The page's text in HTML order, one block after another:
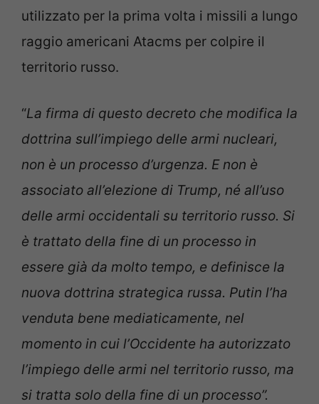
utilizzato per la prima volta i missili a lungo
raggio americani Atacms per colpire il
territorio russo.
“La firma di questo decreto che modifica la
dottrina sull’impiego delle armi nucleari,
non è un processo d’urgenza. E non è
associato all’elezione di Trump, né all’uso
delle armi occidentali su territorio russo. Si
è trattato della fine di un processo in
essere già da molto tempo, e definisce la
nuova dottrina strategica russa. Putin l’ha
venduta bene mediaticamente, nel
momento in cui l’Occidente ha autorizzato
l’impiego delle armi nel territorio russo, ma
si tratta solo della fine di un processo”.